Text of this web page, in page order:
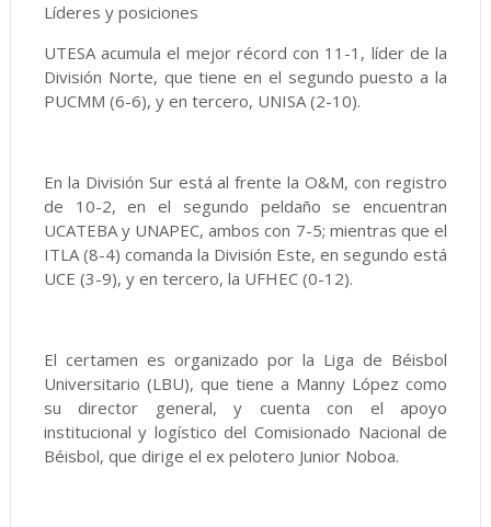
Líderes y posiciones
UTESA acumula el mejor récord con 11-1, líder de la
División Norte, que tiene en el segundo puesto a la
PUCMM (6-6), y en tercero, UNISA (2-10).
En la División Sur está al frente la O&M, con registro
de 10-2, en el segundo peldaño se encuentran
UCATEBA y UNAPEC, ambos con 7-5; mientras que el
ITLA (8-4) comanda la División Este, en segundo está
UCE (3-9), y en tercero, la UFHEC (0-12).
El certamen es organizado por la Liga de Béisbol
Universitario (LBU), que tiene a Manny López como
su director general, y cuenta con el apoyo
institucional y logístico del Comisionado Nacional de
Béisbol, que dirige el ex pelotero Junior Noboa.